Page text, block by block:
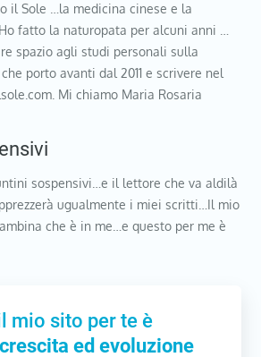
il Sole …la medicina cinese e la
fatto la naturopata per alcuni anni …
spazio agli studi personali sulla
porto avanti dal 2011 e scrivere nel
Mi chiamo Maria Rosaria
sospensivi…e il lettore che va aldilà
ugualmente i miei scritti…Il mio
che è in me…e questo per me è
mio sito per te è
ed evoluzione